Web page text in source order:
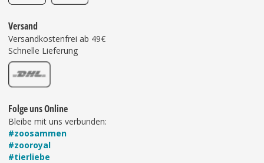
Versand
Versandkostenfrei ab 49€
Schnelle Lieferung
Folge uns Online
Bleibe mit uns verbunden:
#zoosammen
#zooroyal
#tierliebe